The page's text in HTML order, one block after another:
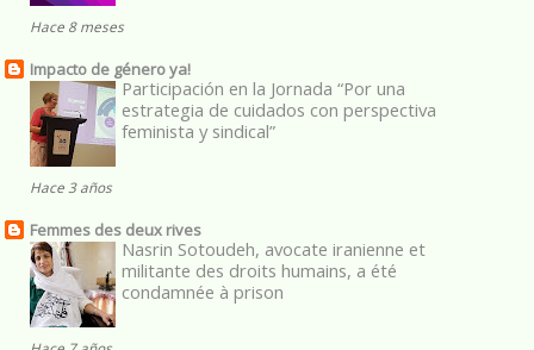
Hace 8 meses
Impacto de género ya!
Participación en la Jornada “Por una
estrategia de cuidados con perspectiva
feminista y sindical”
Hace 3 años
Femmes des deux rives
Nasrin Sotoudeh, avocate iranienne et
militante des droits humains, a été
condamnée à prison